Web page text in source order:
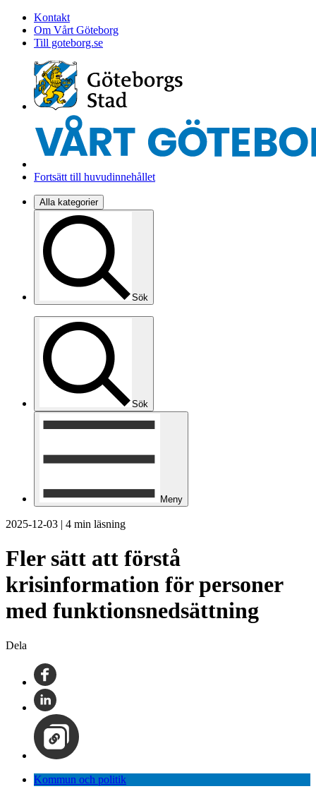
Kontakt
Om Vårt Göteborg
Till goteborg.se
Fortsätt till huvudinnehållet
Alla kategorier
Sök
Sök
Meny
2025-12-03 | 4 min läsning
Fler sätt att förstå
krisinformation för personer
med funktionsnedsättning
Dela
Kommun och politik